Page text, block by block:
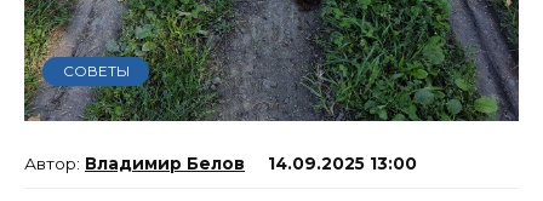
СОВЕТЫ
Владимир Белов 14.09.2025 13:00